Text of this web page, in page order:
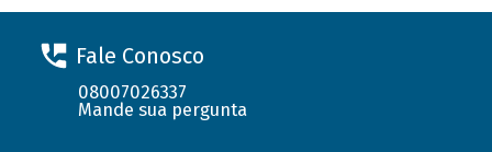
Fale Conosco
08007026337
Mande sua pergunta